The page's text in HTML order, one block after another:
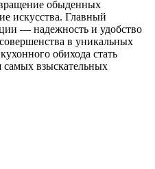
обыденных
искусства. Главный
— надежность и удобство
в уникальных
обихода стать
самых взыскательных